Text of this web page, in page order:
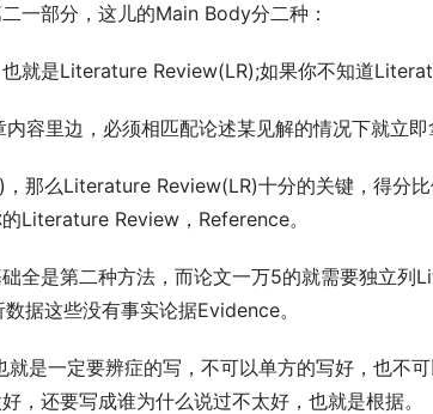
一部分，这儿的Main Body分二种：
就是Literature Review(LR);如果你不知道
容里边，必须相匹配论述某见解的情况下就立即
那么Literature Review(LR)十分的关键，得分
Literature Review，Reference。
全是第二种方法，而论文一万5的就需要独立列
据这些没有事实论据Evidence。
是一定要辨症的写，不可以单方的写好，也不
，还要写成谁为什么说过不太好，也就是根据。